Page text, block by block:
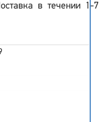
в течении 1-7